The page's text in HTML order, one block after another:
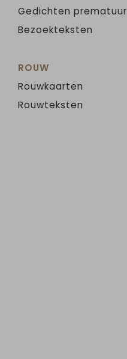
Gedichten prematuur
Bezoekteksten
ROUW
Rouwkaarten
Rouwteksten